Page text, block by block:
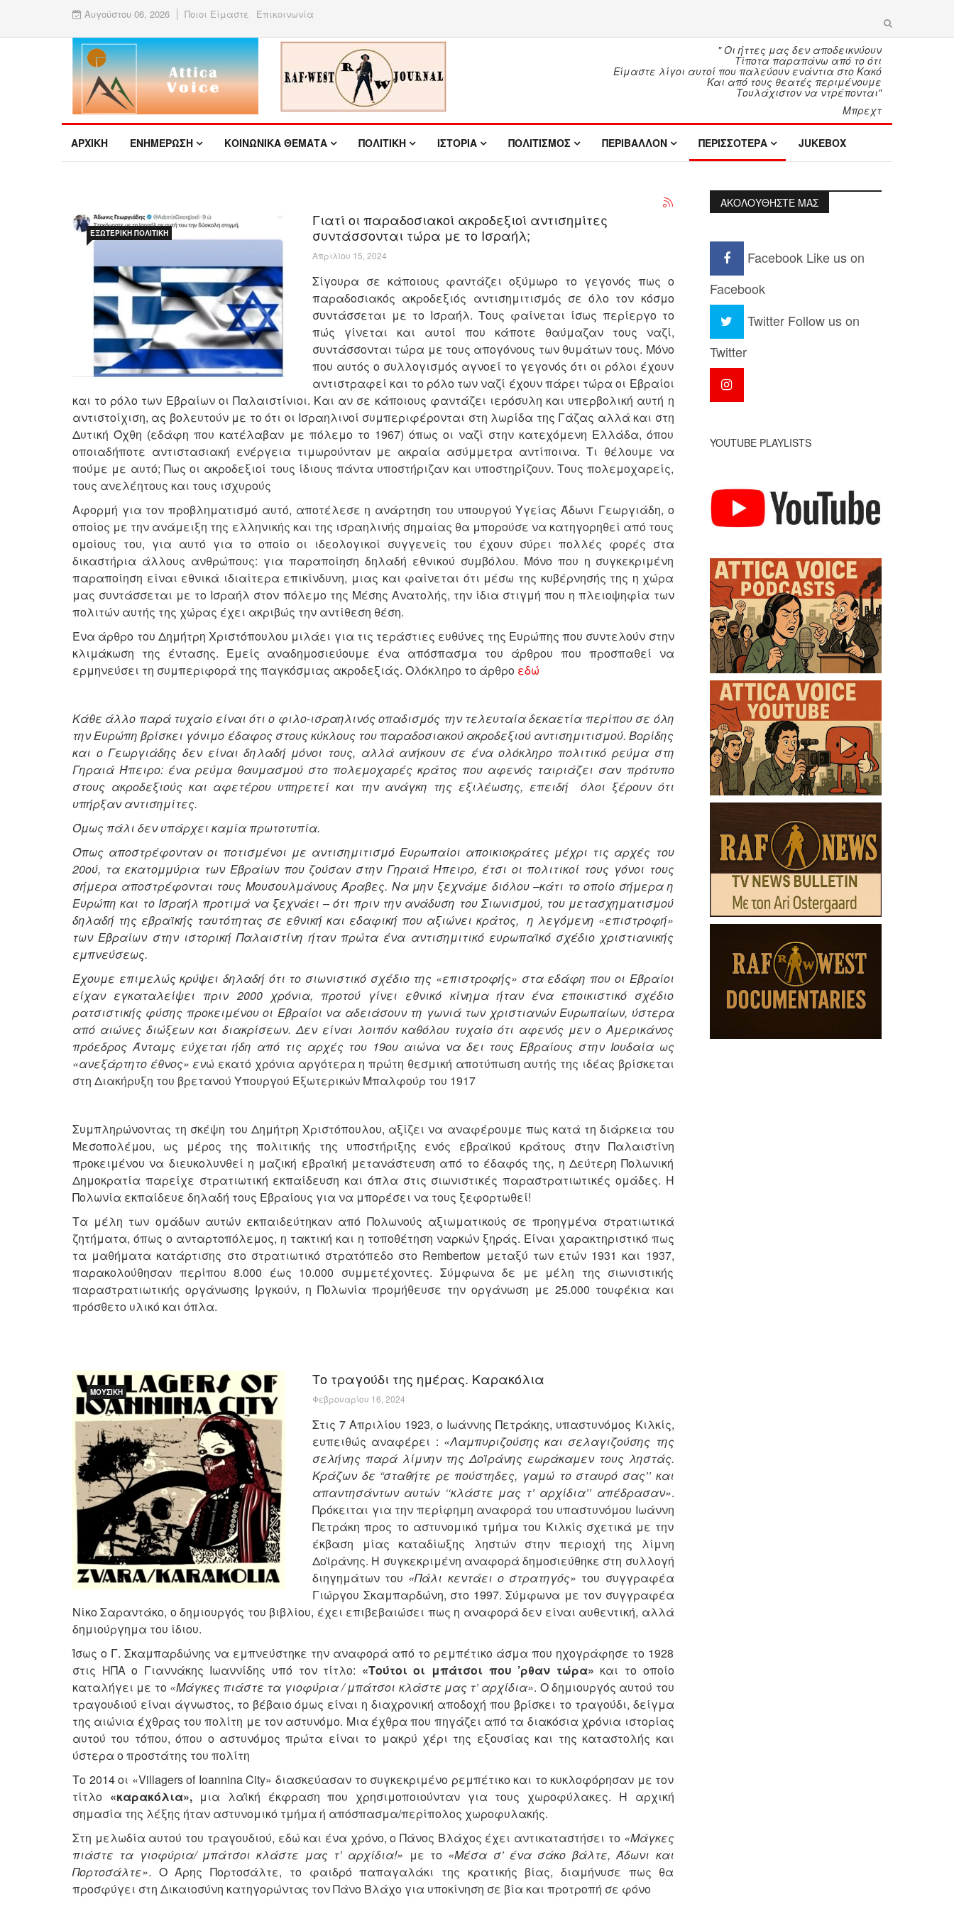
Αυγούστου 06, 2026 Ποιοι Είμαστε Επικοινωνία
" Οι ήττες μας δεν αποδεικνύουν
Τίποτα παραπάνω από το ότι
Είμαστε λίγοι αυτοί που παλεύουν ενάντια στο Κακό
Και από τους θεατές περιμένουμε
Τουλάχιστον να ντρέπονται"
Μπρεχτ
ΑΡΧΙΚΉ ΕΝΗΜΕΡΩΣΗ ΚΟΙΝΩΝΙΚΑ ΘΕΜΑΤΑ ΠΟΛΙΤΙΚΗ ΙΣΤΟΡΙΑ ΠΟΛΙΤΙΣΜΟΣ ΠΕΡΙΒΑΛΛΟΝ ΠΕΡΙΣΣΟΤΕΡΑ JUKEBOX
ΕΞΩΤΕΡΙΚΉ ΠΟΛΙΤΙΚΉ
Γιατί οι παραδοσιακοί ακροδεξιοί αντισημίτες
συντάσσονται τώρα με το Ισραήλ;
Απριλίου 15, 2024
Σίγουρα σε κάποιους φαντάζει οξύμωρο το γεγονός πως ο
παραδοσιακός ακροδεξιός αντισημιτισμός σε όλο τον κόσμο
συντάσσεται με το Ισραήλ. Τους φαίνεται ίσως περίεργο το
πώς γίνεται και αυτοί που κάποτε θαύμαζαν τους ναζί,
συντάσσονται τώρα με τους απογόνους των θυμάτων τους. Μόνο
που αυτός ο συλλογισμός αγνοεί το γεγονός ότι οι ρόλοι έχουν
αντιστραφεί και το ρόλο των ναζί έχουν πάρει τώρα οι Εβραίοι
και το ρόλο των Εβραίων οι Παλαιστίνιοι. Και αν σε κάποιους φαντάζει ιερόσυλη και υπερβολική αυτή η
αντιστοίχιση, ας βολευτούν με το ότι οι Ισραηλινοί συμπεριφέρονται στη λωρίδα της Γάζας αλλά και στη
Δυτική Όχθη (εδάφη που κατέλαβαν με πόλεμο το 1967) όπως οι ναζί στην κατεχόμενη Ελλάδα, όπου
οποιαδήποτε αντιστασιακή ενέργεια τιμωρούνταν με ακραία ασύμμετρα αντίποινα. Tι θέλουμε να
πούμε με αυτό; Πως οι ακροδεξιοί τους ίδιους πάντα υποστήριζαν και υποστηρίζουν. Τους πολεμοχαρείς,
τους ανελέητους και τους ισχυρούς
Αφορμή για τον προβληματισμό αυτό, αποτέλεσε η ανάρτηση του υπουργού Υγείας Άδωνι Γεωργιάδη, ο
οποίος με την ανάμειξη της ελληνικής και της ισραηλινής σημαίας θα μπορούσε να κατηγορηθεί από τους
ομοίους του, για αυτό για το οποίο οι ιδεολογικοί συγγενείς του έχουν σύρει πολλές φορές στα
δικαστήρια άλλους ανθρώπους: για παραποίηση δηλαδή εθνικού συμβόλου. Μόνο που η συγκεκριμένη
παραποίηση είναι εθνικά ιδιαίτερα επικίνδυνη, μιας και φαίνεται ότι μέσω της κυβέρνησής της η χώρα
μας συντάσσεται με το Ισραήλ στον πόλεμο της Μέσης Ανατολής, την ίδια στιγμή που η πλειοψηφία των
πολιτών αυτής της χώρας έχει ακριβώς την αντίθεση θέση.
Ένα άρθρο του Δημήτρη Χριστόπουλου μιλάει για τις τεράστιες ευθύνες της Ευρώπης που συντελούν στην
κλιμάκωση της έντασης. Εμείς αναδημοσιεύουμε ένα απόσπασμα του άρθρου που προσπαθεί να
ερμηνεύσει τη συμπεριφορά της παγκόσμιας ακροδεξιάς. Ολόκληρο το άρθρο εδώ
Κάθε άλλο παρά τυχαίο είναι ότι ο φιλο-ισραηλινός οπαδισμός την τελευταία δεκαετία περίπου σε όλη
την Ευρώπη βρίσκει γόνιμο έδαφος στους κύκλους του παραδοσιακού ακροδεξιού αντισημιτισμού. Βορίδης
και ο Γεωργιάδης δεν είναι δηλαδή μόνοι τους, αλλά ανήκουν σε ένα ολόκληρο πολιτικό ρεύμα στη
Γηραιά Ήπειρο: ένα ρεύμα θαυμασμού στο πολεμοχαρές κράτος που αφενός ταιριάζει σαν πρότυπο
στους ακροδεξιούς και αφετέρου υπηρετεί και την ανάγκη της εξιλέωσης, επειδή όλοι ξέρουν ότι
υπήρξαν αντισημίτες.
Όμως πάλι δεν υπάρχει καμία πρωτοτυπία.
Όπως αποστρέφονταν οι ποτισμένοι με αντισημιτισμό Ευρωπαίοι αποικιοκράτες μέχρι τις αρχές του
20ού, τα εκατομμύρια των Εβραίων που ζούσαν στην Γηραιά Ήπειρο, έτσι οι πολιτικοί τους γόνοι τους
σήμερα αποστρέφονται τους Μουσουλμάνους Άραβες. Να μην ξεχνάμε διόλου –κάτι το οποίο σήμερα η
Ευρώπη και το Ισραήλ προτιμά να ξεχνάει – ότι πριν την ανάδυση του Σιωνισμού, του μετασχηματισμού
δηλαδή της εβραϊκής ταυτότητας σε εθνική και εδαφική που αξιώνει κράτος, η λεγόμενη «επιστροφή»
των Εβραίων στην ιστορική Παλαιστίνη ήταν πρώτα ένα αντισημιτικό ευρωπαϊκό σχέδιο χριστιανικής
εμπνεύσεως.
Έχουμε επιμελώς κρύψει δηλαδή ότι το σιωνιστικό σχέδιο της «επιστροφής» στα εδάφη που οι Εβραίοι
είχαν εγκαταλείψει πριν 2000 χρόνια, προτού γίνει εθνικό κίνημα ήταν ένα εποικιστικό σχέδιο
ρατσιστικής φύσης προκειμένου οι Εβραίοι να αδειάσουν τη γωνιά των χριστιανών Ευρωπαίων, ύστερα
από αιώνες διώξεων και διακρίσεων. Δεν είναι λοιπόν καθόλου τυχαίο ότι αφενός μεν ο Αμερικάνος
πρόεδρος Άνταμς εύχεται ήδη από τις αρχές του 19ου αιώνα να δει τους Εβραίους στην Ιουδαία ως
«ανεξάρτητο έθνος» ενώ εκατό χρόνια αργότερα η πρώτη θεσμική αποτύπωση αυτής της ιδέας βρίσκεται
στη Διακήρυξη του βρετανού Υπουργού Εξωτερικών Μπαλφούρ του 1917
Συμπληρώνοντας τη σκέψη του Δημήτρη Χριστόπουλου, αξίζει να αναφέρουμε πως κατά τη διάρκεια του
Μεσοπολέμου, ως μέρος της πολιτικής της υποστήριξης ενός εβραϊκού κράτους στην Παλαιστίνη
προκειμένου να διευκολυνθεί η μαζική εβραϊκή μετανάστευση από το έδαφός της, η Δεύτερη Πολωνική
Δημοκρατία παρείχε στρατιωτική εκπαίδευση και όπλα στις σιωνιστικές παραστρατιωτικές ομάδες. Η
Πολωνία εκπαίδευε δηλαδή τους Εβραίους για να μπορέσει να τους ξεφορτωθεί!
Τα μέλη των ομάδων αυτών εκπαιδεύτηκαν από Πολωνούς αξιωματικούς σε προηγμένα στρατιωτικά
ζητήματα, όπως ο ανταρτοπόλεμος, η τακτική και η τοποθέτηση ναρκών ξηράς. Είναι χαρακτηριστικό πως
τα μαθήματα κατάρτισης στο στρατιωτικό στρατόπεδο στο Rembertow μεταξύ των ετών 1931 και 1937,
παρακολούθησαν περίπου 8.000 έως 10.000 συμμετέχοντες. Σύμφωνα δε με μέλη της σιωνιστικής
παραστρατιωτικής οργάνωσης Ιργκούν, η Πολωνία προμήθευσε την οργάνωση με 25.000 τουφέκια και
πρόσθετο υλικό και όπλα.
ΜΟΥΣΙΚΉ
Το τραγούδι της ημέρας. Καρακόλια
Φεβρουαρίου 16, 2024
Στις 7 Απριλίου 1923, ο Ιωάννης Πετράκης, υπαστυνόμος Κιλκίς,
ευπειθώς αναφέρει : «Λαμπυριζούσης και σελαγιζούσης της
σελήνης παρά λίμνην της Δοϊράνης εωράκαμεν τους ληστάς.
Κράζων δε “σταθήτε ρε πούστηδες, γαμώ το σταυρό σας’’ και
απαντησάντων αυτών ‘‘κλάστε μας τ’ αρχίδια’’ απέδρασαν».
Πρόκειται για την περίφημη αναφορά του υπαστυνόμου Ιωάννη
Πετράκη προς το αστυνομικό τμήμα του Κιλκίς σχετικά με την
έκβαση μίας καταδίωξης ληστών στην περιοχή της λίμνη
Δοϊράνης. H συγκεκριμένη αναφορά δημοσιεύθηκε στη συλλογή
διηγημάτων του «Πάλι κεντάει ο στρατηγός» του συγγραφέα
Γιώργου Σκαμπαρδώνη, στο 1997. Σύμφωνα με τον συγγραφέα
Νίκο Σαραντάκο, ο δημιουργός του βιβλίου, έχει επιβεβαιώσει πως η αναφορά δεν είναι αυθεντική, αλλά
δημιούργημα του ίδιου.
Ίσως ο Γ. Σκαμπαρδώνης να εμπνεύστηκε την αναφορά από το ρεμπέτικο άσμα που ηχογράφησε το 1928
στις ΗΠΑ ο Γιαννάκης Ιωαννίδης υπό τον τίτλο: «Τούτοι οι μπάτσοι που ’ρθαν τώρα» και το οποίο
καταλήγει με το «Μάγκες πιάστε τα γιοφύρια / μπάτσοι κλάστε μας τ’ αρχίδια». Ο δημιουργός αυτού του
τραγουδιού είναι άγνωστος, το βέβαιο όμως είναι η διαχρονική αποδοχή που βρίσκει το τραγούδι, δείγμα
της αιώνια έχθρας του πολίτη με τον αστυνόμο. Μια έχθρα που πηγάζει από τα διακόσια χρόνια ιστορίας
αυτού του τόπου, όπου ο αστυνόμος πρώτα είναι το μακρύ χέρι της εξουσίας και της καταστολής και
ύστερα ο προστάτης του πολίτη
Το 2014 οι «Villagers of Ioannina City» διασκεύασαν το συγκεκριμένο ρεμπέτικο και το κυκλοφόρησαν με τον
τίτλο «καρακόλια»,μια λαϊκή έκφραση που χρησιμοποιούνταν για τους χωροφύλακες. Η αρχική
σημασία της λέξης ήταν αστυνομικό τμήμα ή απόσπασμα/περίπολος χωροφυλακής.
Στη μελωδία αυτού του τραγουδιού, εδώ και ένα χρόνο, ο Πάνος Βλάχος έχει αντικαταστήσει το «Μάγκες
πιάστε τα γιοφύρια/ μπάτσοι κλάστε μας τ’ αρχίδια!» με το «Μέσα σ’ ένα σάκο βάλτε, Άδωνι και
Πορτοσάλτε». Ο Άρης Πορτοσάλτε, το φαιδρό παπαγαλάκι της κρατικής βίας, διαμήνυσε πως θα
προσφύγει στη Δικαιοσύνη κατηγορώντας τον Πάνο Βλάχο για υποκίνηση σε βία και προτροπή σε φόνο
ΑΚΟΛΟΥΘΗΣΤΕ ΜΑΣ
Facebook Like us on
Facebook
Twitter Follow us on
Twitter
YOUTUBE PLAYLISTS